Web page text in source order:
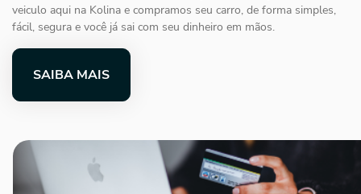
veiculo aqui na Kolina e compramos seu carro, de forma simples,
fácil, segura e você já sai com seu dinheiro em mãos.
SAIBA MAIS